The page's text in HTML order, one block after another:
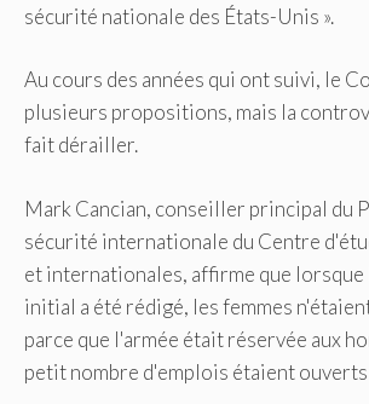
sécurité nationale des États-Unis ».
Au cours des années qui ont suivi, le
plusieurs propositions, mais la
fait dérailler.
Mark Cancian, conseiller principal du
sécurité internationale du Centre
et internationales, affirme que
initial a été rédigé, les femmes
parce que l'armée était réservée aux
petit nombre d'emplois étaient ouverts